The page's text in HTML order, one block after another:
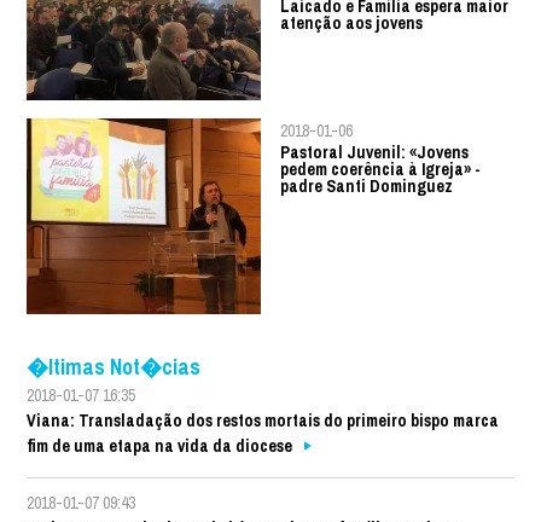
Laicado e Família espera maior
atenção aos jovens
2018-01-06
Pastoral Juvenil: «Jovens
pedem coerência à Igreja» -
padre Santi Dominguez
�ltimas Not�cias
2018-01-07 16:35
Viana: Transladação dos restos mortais do primeiro bispo marca
fim de uma etapa na vida da diocese
2018-01-07 09:43